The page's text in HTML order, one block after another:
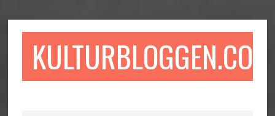
till
till
sidofältet
till
KULTURBLOGGEN.COM